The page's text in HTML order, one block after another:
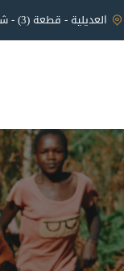
العديلية - قطعة (3) - شارع (39) - منزل (19/أ)